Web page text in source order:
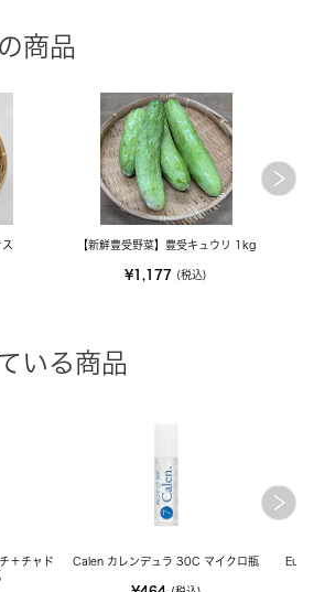
商品
ス 【新鮮豊受野菜】豊受キュウリ 1kg
¥1,177 (税込)
いる商品
＋チャド
Calen カレンデュラ 30C マイクロ瓶